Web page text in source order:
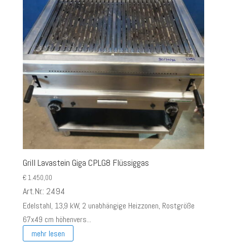
Grill Lavastein Giga CPLG8 Flüssiggas
€1.450,00
Art.Nr.: 2494
Edelstahl, 13,9 kW, 2 unabhängige Heizzonen, Rostgröße
67x49 cm höhenvers...
mehr lesen